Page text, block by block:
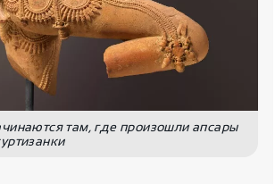
там, где произошли апсары